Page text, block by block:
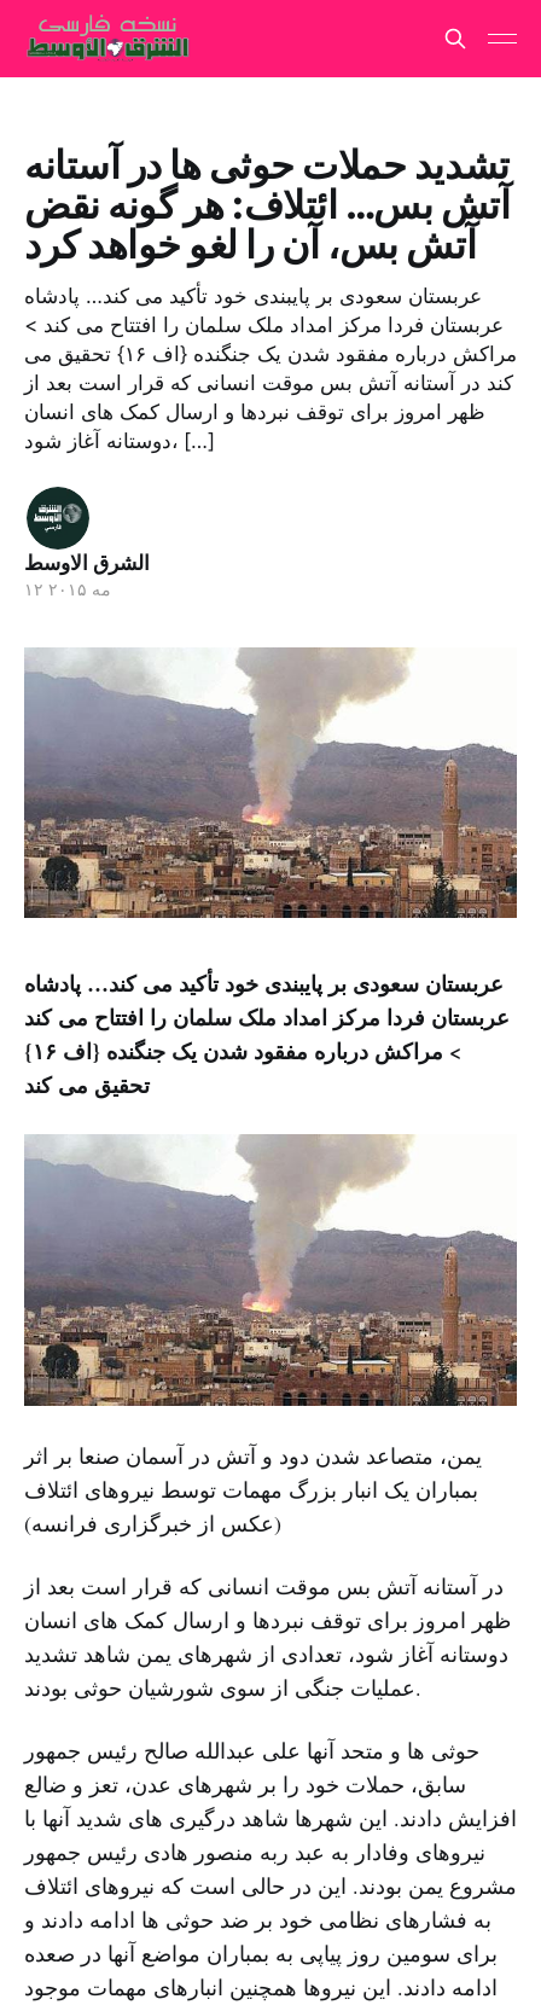
تشدید حملات حوثی ها در آستانه
آتش بس… ائتلاف: هر گونه نقض
آتش بس، آن را لغو خواهد کرد
عربستان سعودی بر پایبندی خود تأکید می کند… پادشاه
عربستان فردا مرکز امداد ملک سلمان را افتتاح می کند >
مراکش درباره مفقود شدن یک جنگنده {اف ۱۶} تحقیق می
کند در آستانه آتش بس موقت انسانی که قرار است بعد از
ظهر امروز برای توقف نبردها و ارسال کمک های انسان
دوستانه آغاز شود، […]
الشرق الاوسط
۱۲ مه ۲۰۱۵
عربستان سعودی بر پایبندی خود تأکید می کند… پادشاه
عربستان فردا مرکز امداد ملک سلمان را افتتاح می کند
> مراکش درباره مفقود شدن یک جنگنده {اف ۱۶}
تحقیق می کند
یمن، متصاعد شدن دود و آتش در آسمان صنعا بر اثر
بمباران یک انبار بزرگ مهمات توسط نیروهای ائتلاف
(عکس از خبرگزاری فرانسه)
در آستانه آتش بس موقت انسانی که قرار است بعد از
ظهر امروز برای توقف نبردها و ارسال کمک های انسان
دوستانه آغاز شود، تعدادی از شهرهای یمن شاهد تشدید
عملیات جنگی از سوی شورشیان حوثی بودند.
حوثی ها و متحد آنها علی عبدالله صالح رئیس جمهور
سابق، حملات خود را بر شهرهای عدن، تعز و ضالع
افزایش دادند. این شهرها شاهد درگیری های شدید آنها با
نیروهای وفادار به عبد ربه منصور هادی رئیس جمهور
مشروع یمن بودند. این در حالی است که نیروهای ائتلاف
به فشارهای نظامی خود بر ضد حوثی ها ادامه دادند و
برای سومین روز پیاپی به بمباران مواضع آنها در صعده
ادامه دادند. این نیروها همچنین انبارهای مهمات موجود